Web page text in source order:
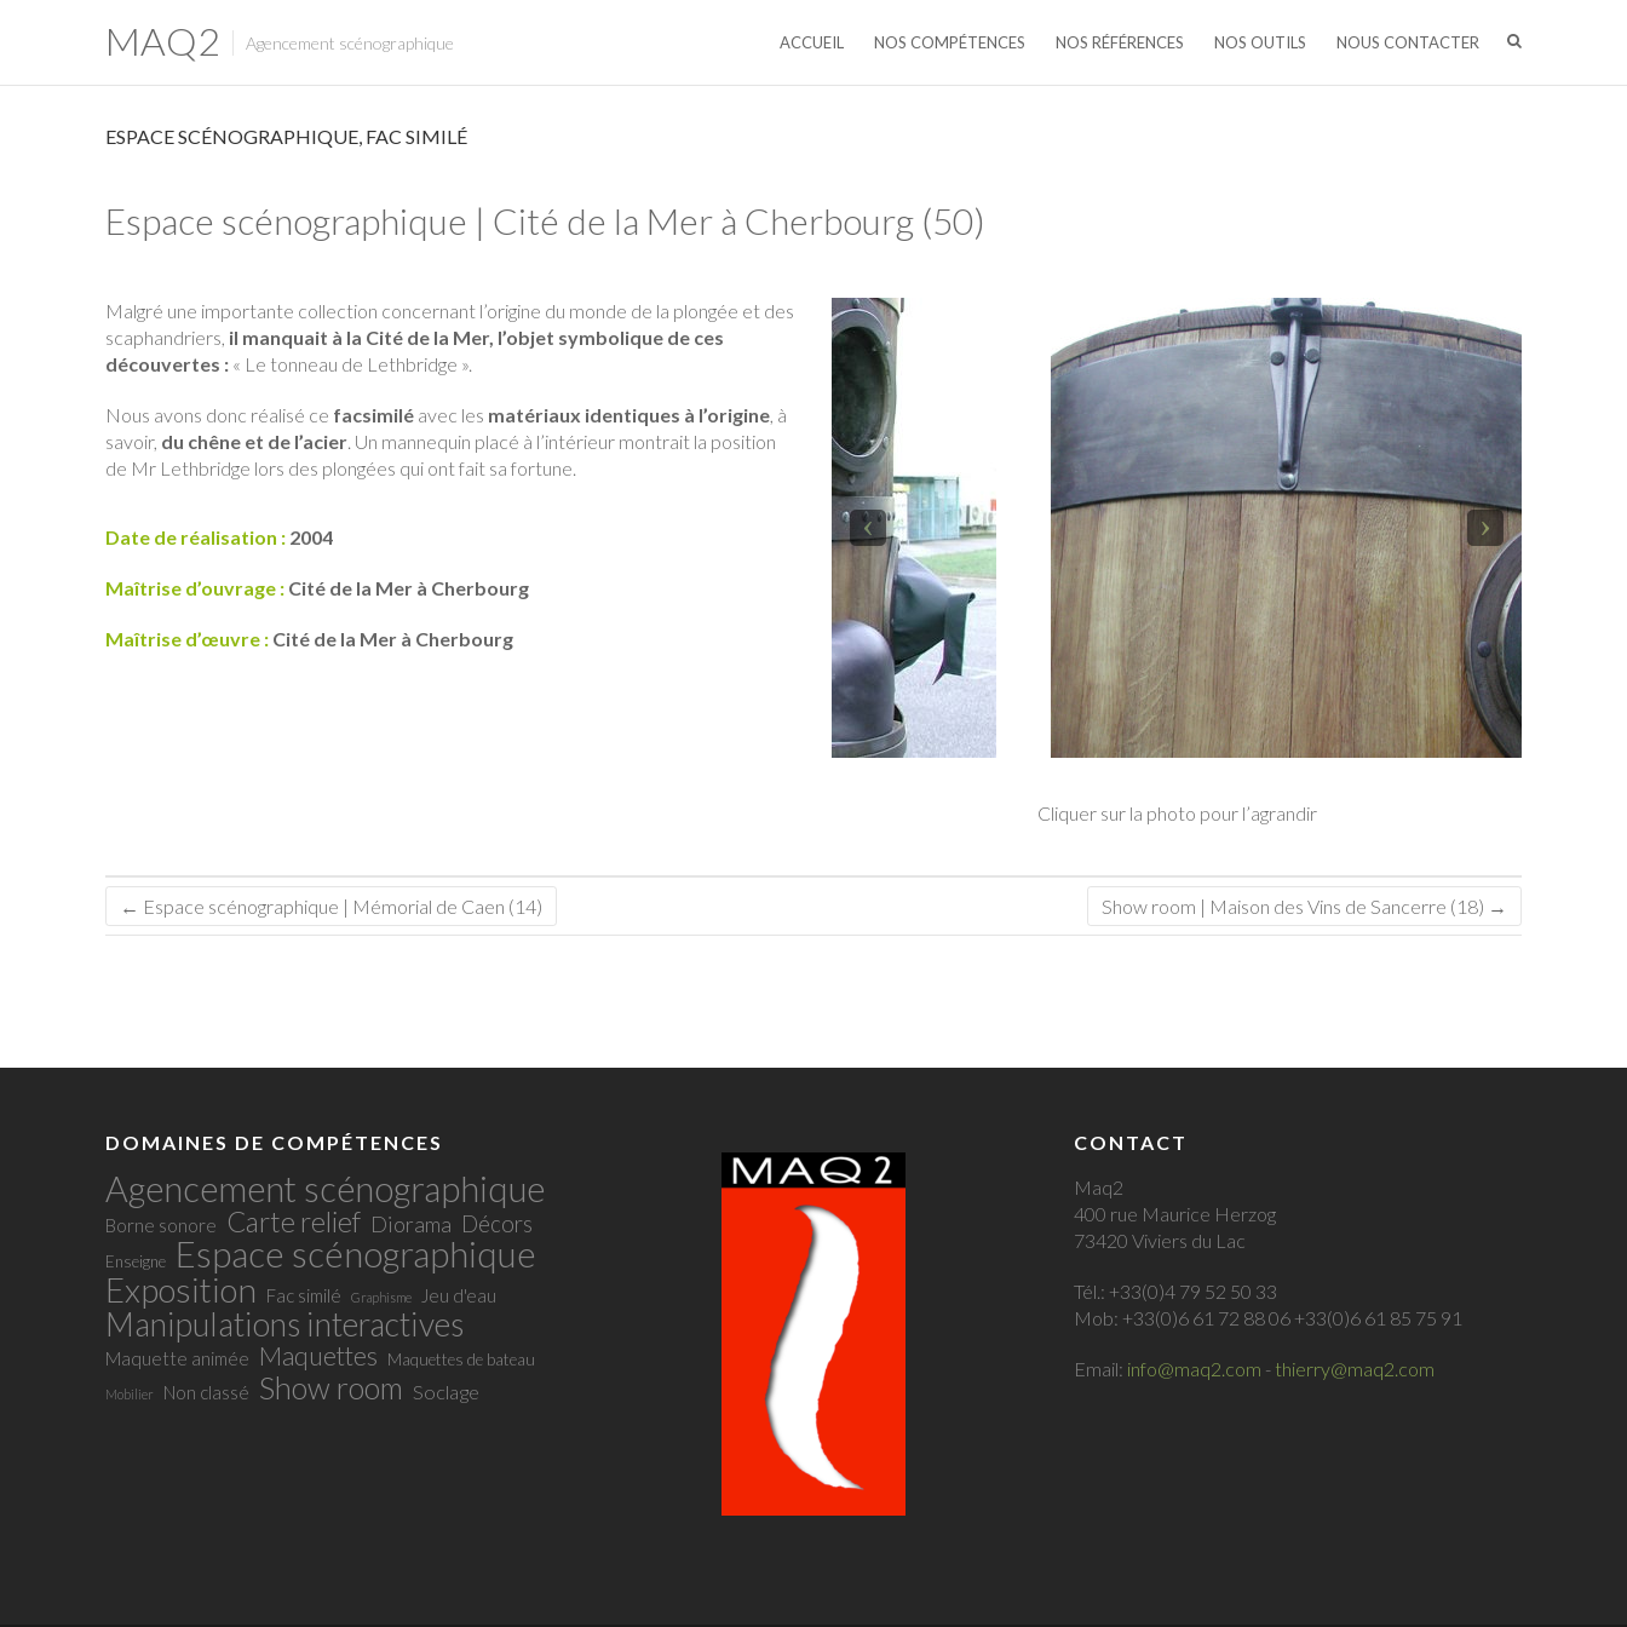
MAQ2 Agencement scénographique ACCUEIL NOS COMPÉTENCES NOS RÉFÉRENCES NOS OUTILS NOUS CONTACTER
ESPACE SCÉNOGRAPHIQUE, FAC SIMILÉ
Espace scénographique | Cité de la Mer à Cherbourg (50)
Malgré une importante collection concernant l’origine du monde de la plongée et des
scaphandriers, il manquait à la Cité de la Mer, l’objet symbolique de ces
découvertes : « Le tonneau de Lethbridge ».
Nous avons donc réalisé ce facsimilé avec les matériaux identiques à l’origine, à
savoir, du chêne et de l’acier. Un mannequin placé à l’intérieur montrait la position
de Mr Lethbridge lors des plongées qui ont fait sa fortune.
Date de réalisation : 2004
Maîtrise d’ouvrage : Cité de la Mer à Cherbourg
Maîtrise d’œuvre : Cité de la Mer à Cherbourg
Cliquer sur la photo pour l’agrandir
← Espace scénographique | Mémorial de Caen (14) Show room | Maison des Vins de Sancerre (18) →
DOMAINES DE COMPÉTENCES
Agencement scénographique
Borne sonore Carte relief Diorama Décors
Enseigne Espace scénographique
Exposition Fac similé Graphisme Jeu d'eau
Manipulations interactives
Maquette animée Maquettes Maquettes de bateau
Mobilier Non classé Show room Soclage
CONTACT
Maq2
400 rue Maurice Herzog
73420 Viviers du Lac
Tél.: +33(0)4 79 52 50 33
Mob: +33(0)6 61 72 88 06 +33(0)6 61 85 75 91
Email: info@maq2.com - thierry@maq2.com